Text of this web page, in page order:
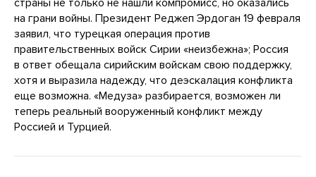
страны не только не нашли компромисс, но оказались
на грани войны. Президент Реджеп Эрдоган 19 февраля
заявил, что турецкая операция против
правительственных войск Сирии «неизбежна»; Россия
в ответ обещала сирийским войскам свою поддержку,
хотя и выразила надежду, что деэскалация конфликта
еще возможна. «Медуза» разбирается, возможен ли
теперь реальный вооруженный конфликт между
Россией и Турцией.